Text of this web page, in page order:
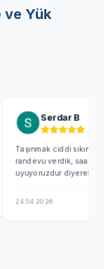
ve Yük
Serdar B
ciddi sıkıntılı bir iş.
verdik, saat 05 de
diyerek 0530a
ve kusursuz yapan